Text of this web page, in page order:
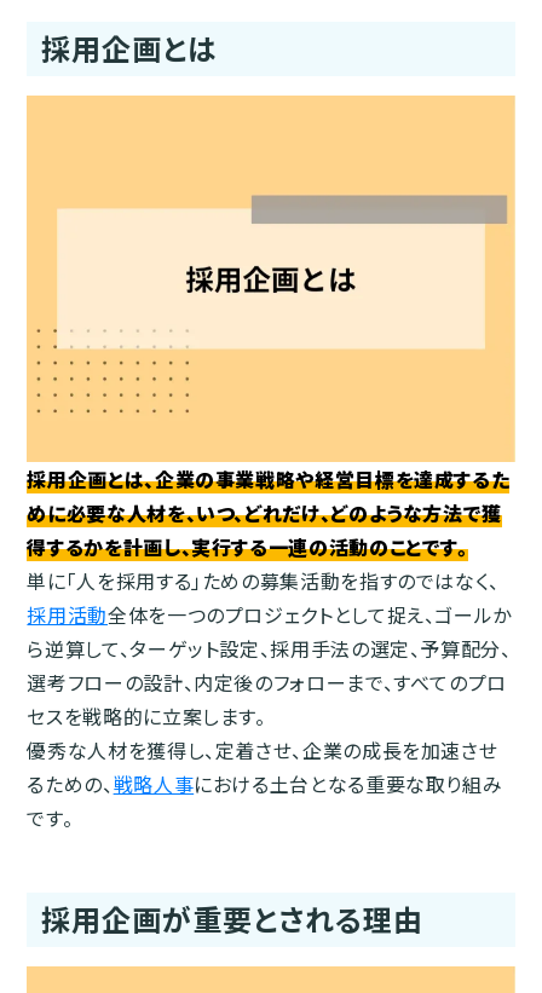
採用企画とは
採用企画とは、企業の事業戦略や経営目標を達成するた
めに必要な人材を、いつ、どれだけ、どのような方法で獲
得するかを計画し、実行する一連の活動のことです。
単に「人を採用する」ための募集活動を指すのではなく、
採用活動全体を一つのプロジェクトとして捉え、ゴールか
ら逆算して、ターゲット設定、採用手法の選定、予算配分、
選考フローの設計、内定後のフォローまで、すべてのプロ
セスを戦略的に立案します。
優秀な人材を獲得し、定着させ、企業の成長を加速させ
るための、戦略人事における土台となる重要な取り組み
です。
採用企画が重要とされる理由